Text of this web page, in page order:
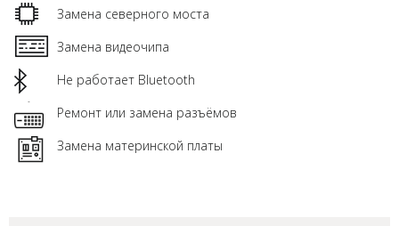
Замена северного моста
Замена видеочипа
Не работает Bluetooth
Ремонт или замена разъёмов
Замена материнской платы